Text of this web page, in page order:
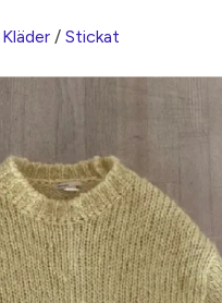
Kläder / Stickat